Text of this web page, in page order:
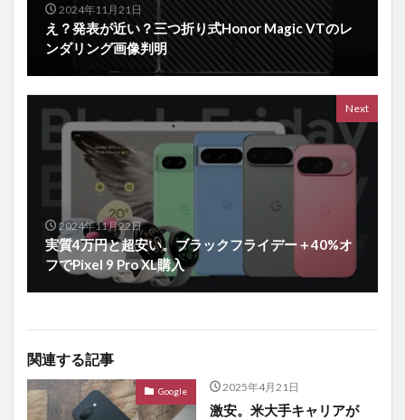
2024年11月21日
え？発表が近い？三つ折り式Honor Magic VTのレ
ンダリング画像判明
Next
2024年11月22日
実質4万円と超安い。ブラックフライデー＋40%オ
フでPixel 9 Pro XL購入
関連する記事
Google 2025年4月21日
激安。米大手キャリアが